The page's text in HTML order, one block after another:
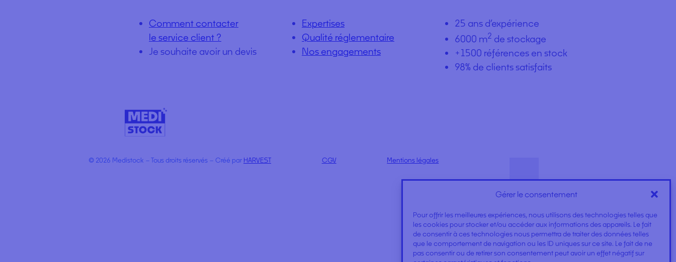
Gérer le consentement
Pour offrir les meilleures expériences, nous utilisons des technologies telles que
les cookies pour stocker et/ou accéder aux informations des appareils. Le fait
de consentir à ces technologies nous permettra de traiter des données telles
que le comportement de navigation ou les ID uniques sur ce site. Le fait de ne
pas consentir ou de retirer son consentement peut avoir un effet négatif sur
Comment contacter
le service client ?
Je souhaite avoir un devis
Expertises
Qualité réglementaire
Nos engagements
25 ans d’expérience
6000 m2 de stockage
+1500 références en stock
98% de clients satisfaits
© 2026 Medistock – Tous droits réservés – Créé par HARVEST CGV Mentions légales